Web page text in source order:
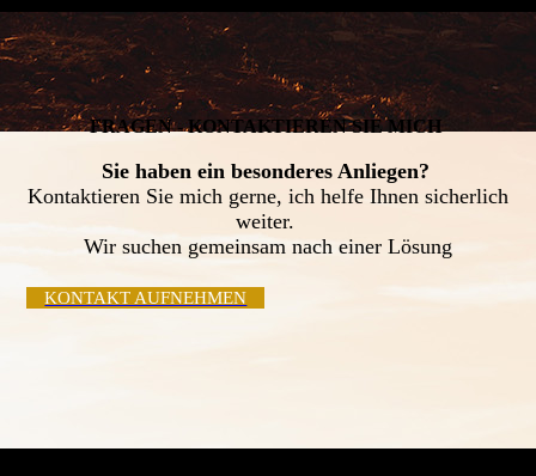
FRAGEN - KONTAKTIEREN SIE MICH
Sie haben ein besonderes Anliegen?
Kontaktieren Sie mich gerne, ich helfe Ihnen sicherlich
weiter.
Wir suchen gemeinsam nach einer Lösung
KONTAKT AUFNEHMEN